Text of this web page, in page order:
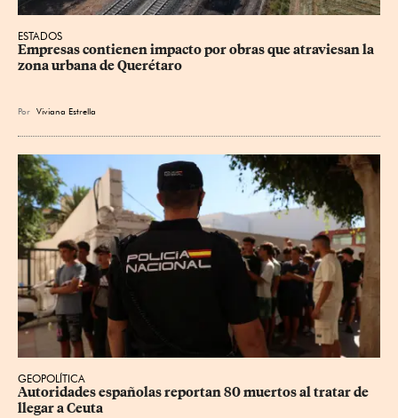
ESTADOS
Empresas contienen impacto por obras que atraviesan la
zona urbana de Querétaro
Por Viviana Estrella
GEOPOLÍTICA
Autoridades españolas reportan 80 muertos al tratar de
llegar a Ceuta